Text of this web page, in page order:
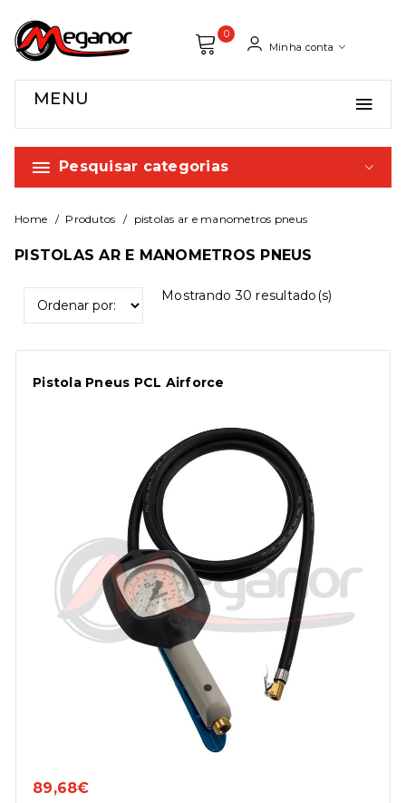
0
Minha conta
MENU
Pesquisar categorias
Home Produtos pistolas ar e manometros pneus
PISTOLAS AR E MANOMETROS PNEUS
Mostrando30 resultado(s)
Pistola Pneus PCL Airforce
89,68€